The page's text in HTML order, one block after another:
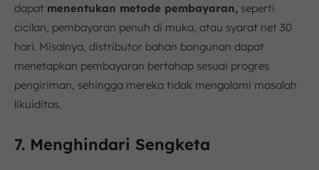
dapat menentukan metode pembayaran, seperti
cicilan, pembayaran penuh di muka, atau syarat net 30
hari. Misalnya, distributor bahan bangunan dapat
menetapkan pembayaran bertahap sesuai progres
pengiriman, sehingga mereka tidak mengalami masalah
likuiditas.
7. Menghindari Sengketa